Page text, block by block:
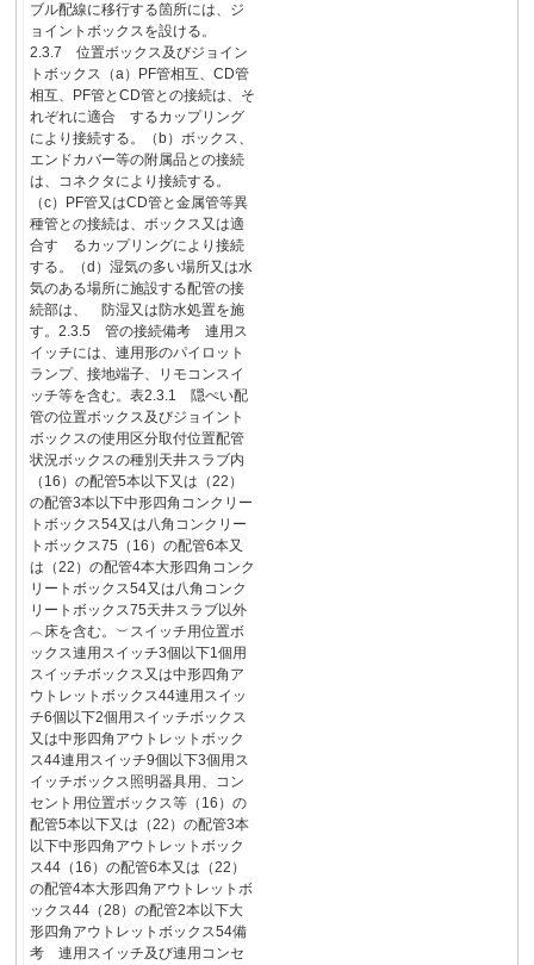
ブル配線に移行する箇所には、ジ
ョイントボックスを設ける。
2.3.7 位置ボックス及びジョイン
トボックス（a）PF管相互、CD管
相互、PF管とCD管との接続は、そ
れぞれに適合 するカップリング
により接続する。（b）ボックス、
エンドカバー等の附属品との接続
は、コネクタにより接続する。
（c）PF管又はCD管と金属管等異
種管との接続は、ボックス又は適
合す るカップリングにより接続
する。（d）湿気の多い場所又は水
気のある場所に施設する配管の接
続部は、 防湿又は防水処置を施
す。2.3.5 管の接続備考 連用ス
イッチには、連用形のパイロット
ランプ、接地端子、リモコンスイ
ッチ等を含む。表2.3.1 隠ぺい配
管の位置ボックス及びジョイント
ボックスの使用区分取付位置配管
状況ボックスの種別天井スラブ内
（16）の配管5本以下又は（22）
の配管3本以下中形四角コンクリー
トボックス54又は八角コンクリー
トボックス75（16）の配管6本又
は（22）の配管4本大形四角コンク
リートボックス54又は八角コンク
リートボックス75天井スラブ以外
︵床を含む。︶スイッチ用位置ボ
ックス連用スイッチ3個以下1個用
スイッチボックス又は中形四角ア
ウトレットボックス44連用スイッ
チ6個以下2個用スイッチボックス
又は中形四角アウトレットボック
ス44連用スイッチ9個以下3個用ス
イッチボックス照明器具用、コン
セント用位置ボックス等（16）の
配管5本以下又は（22）の配管3本
以下中形四角アウトレットボック
ス44（16）の配管6本又は（22）
の配管4本大形四角アウトレットボ
ックス44（28）の配管2本以下大
形四角アウトレットボックス54備
考 連用スイッチ及び連用コンセ